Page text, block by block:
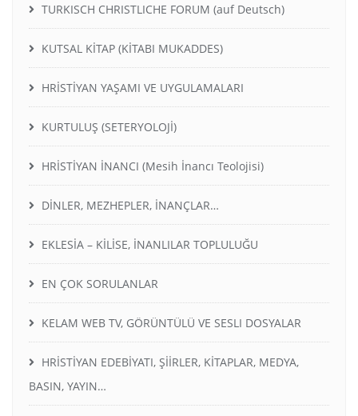
TURKISCH CHRISTLICHE FORUM (auf Deutsch)
KUTSAL KİTAP (KİTABI MUKADDES)
HRİSTİYAN YAŞAMI VE UYGULAMALARI
KURTULUŞ (SETERYOLOJİ)
HRİSTİYAN İNANCI (Mesih İnancı Teolojisi)
DİNLER, MEZHEPLER, İNANÇLAR…
EKLESİA – KİLİSE, İNANLILAR TOPLULUĞU
EN ÇOK SORULANLAR
KELAM WEB TV, GÖRÜNTÜLÜ VE SESLI DOSYALAR
HRİSTİYAN EDEBİYATI, ŞİİRLER, KİTAPLAR, MEDYA,
BASIN, YAYIN…